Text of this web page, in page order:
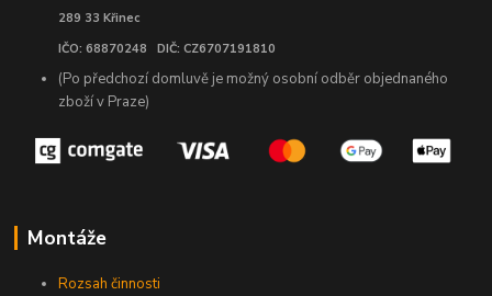
289 33 Křinec
IČO: 68870248 DIČ: CZ6707191810
(Po předchozí domluvě je možný osobní odběr objednaného
zboží v Praze)
Montáže
Rozsah činnosti